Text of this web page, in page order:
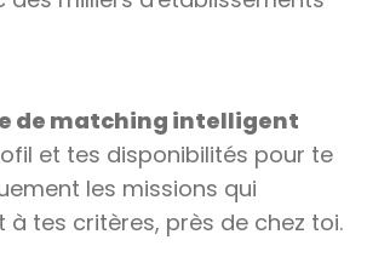
de matching intelligent
et tes disponibilités pour te
les missions qui
tes critères, près de chez toi.